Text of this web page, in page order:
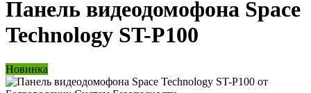
Панель видеодомофона Space
Technology ST-P100
Новинка